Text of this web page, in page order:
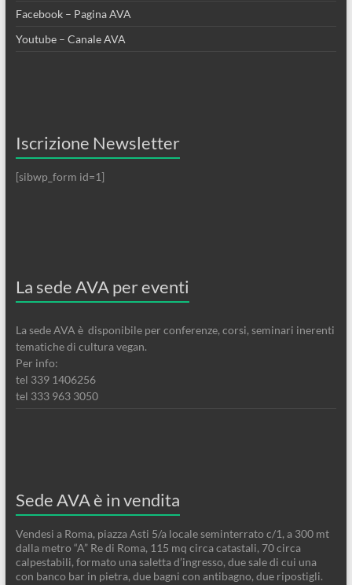
Facebook – Pagina AVA
Youtube – Canale AVA
Iscrizione Newsletter
[sibwp_form id=1]
La sede AVA per eventi
La sede AVA è disponibile per conferenze, corsi, seminari inerenti
tematiche di cultura vegan.
Per info:
tel 339 1406256
tel 333 963 3050
Sede AVA è in vendita
Vendesi a Roma, piazza Asti 5/a locale seminterrato c/1, a 300 mt
dalla metro “A” Re di Roma, 115 mq circa catastali, 70 circa
calpestabili, formato una saletta d’ingresso, due sale di cui una
con banco bar in pietra, due bagni con antibagno, due ripostigli.